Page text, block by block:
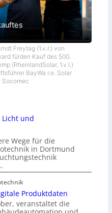
Freytag (1.v.r.) von
fürden Kauf des 500.
(RheinlandSolar, 1.v.l.)
BayWa r.e. Solar
Socomec
Licht und
Wege für die
in Dortmund
Produktdaten
veranstaltet die